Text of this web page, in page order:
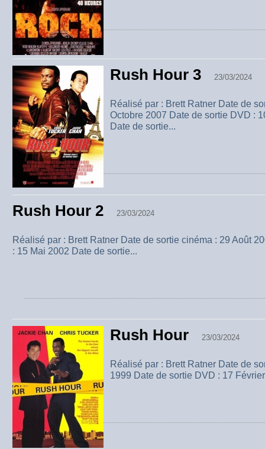
Rush Hour 3 23/03/2024
Réalisé par : Brett Ratner Date de
Octobre 2007 Date de sortie DVD :
Date de sortie...
Rush Hour 2 23/03/2024
Réalisé par : Brett Ratner Date de sortie cinéma : 29 Août
: 15 Mai 2002 Date de sortie...
Rush Hour 23/03/2024
Réalisé par : Brett Ratner Date de
1999 Date de sortie DVD : 17